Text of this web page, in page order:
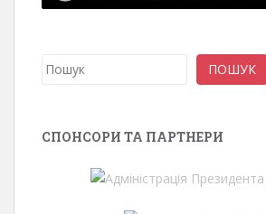
Пошук ПОШУК
СПОНСОРИ ТА ПАРТНЕРИ